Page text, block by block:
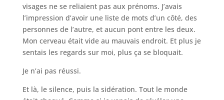
visages ne se reliaient pas aux prénoms. J’avais
l’impression d’avoir une liste de mots d’un côté, des
personnes de l’autre, et aucun pont entre les deux.
Mon cerveau était vide au mauvais endroit. Et plus je
sentais les regards sur moi, plus ça se bloquait.
Je n’ai pas réussi.
Et là, le silence, puis la sidération. Tout le monde